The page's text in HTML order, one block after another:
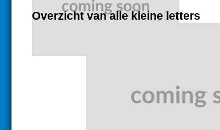
Overzicht van alle kleine letters